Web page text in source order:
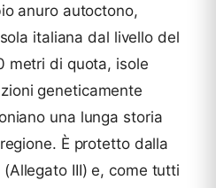
anuro autoctono,
italiana dal livello del
metri di quota, isole
geneticamente
una lunga storia
È protetto dalla
III) e, come tutti